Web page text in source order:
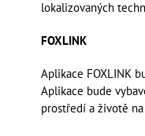
lokalizovaných
FOXLINK
Aplikace FOXLINK
Aplikace bude
prostředí a životě